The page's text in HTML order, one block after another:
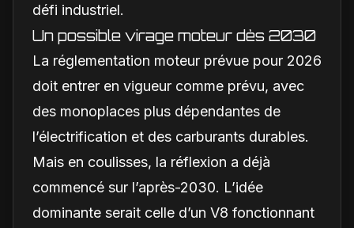
défi industriel.
Un possible virage moteur dès 2030
La réglementation moteur prévue pour 2026
doit entrer en vigueur comme prévu, avec
des monoplaces plus dépendantes de
l’électrification et des carburants durables.
Mais en coulisses, la réflexion a déjà
commencé sur l’après-2030. L’idée
dominante serait celle d’un V8 fonctionnant